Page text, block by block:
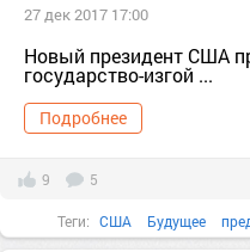
27 дек 2017 17:00
Новый президент США
государство-изгой ...
Подробнее
9 5
Теги: США Будущее